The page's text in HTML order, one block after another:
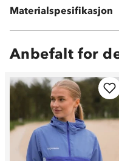
Materialspesifikasjon
Konstrastpanel: 90 %
Anbefalt for